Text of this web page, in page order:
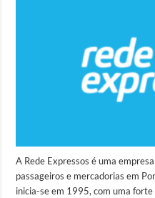
A Rede Expressos é uma
passageiros e mercadorias em
inicia-se em 1995, com uma